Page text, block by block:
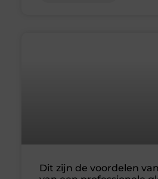
Dit zijn de voordelen